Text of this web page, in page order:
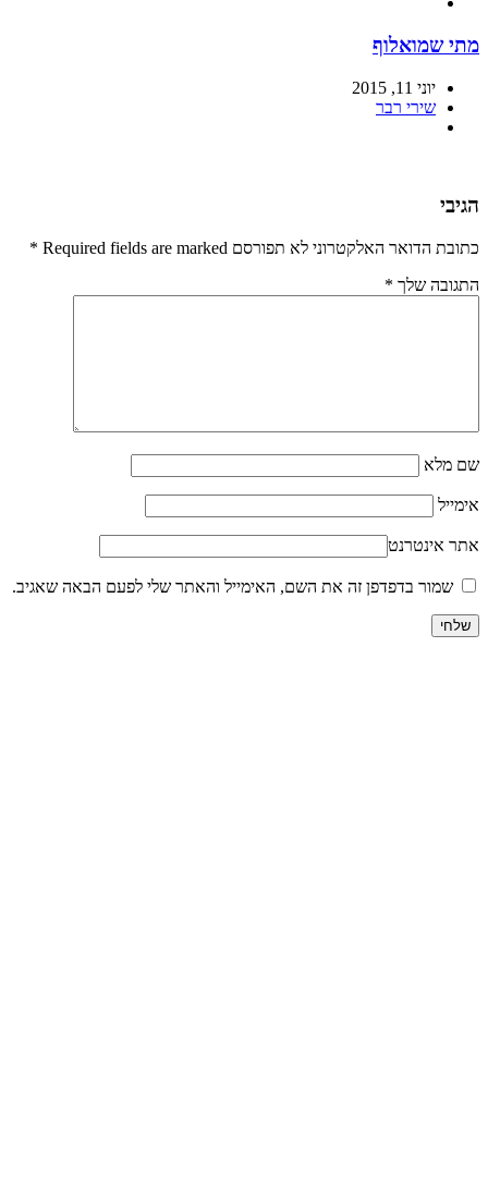
מתי שמואלוף
יוני 11, 2015
שירי רבר
הגיבי
כתובת הדואר האלקטרוני לא תפורסם Required fields are marked
*
התגובה שלך *
שם מלא
אימייל
אתר אינטרנט
שמור בדפדפן זה את השם, האימייל והאתר שלי לפעם הבאה שאגיב.